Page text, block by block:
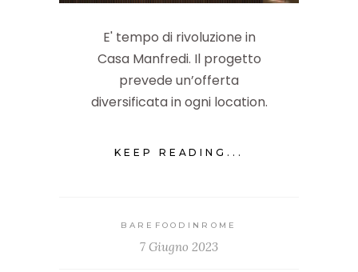
E' tempo di rivoluzione in
Casa Manfredi. Il progetto
prevede un’offerta
diversificata in ogni location.
KEEP READING...
BAREFOODINROME
7 Giugno 2023